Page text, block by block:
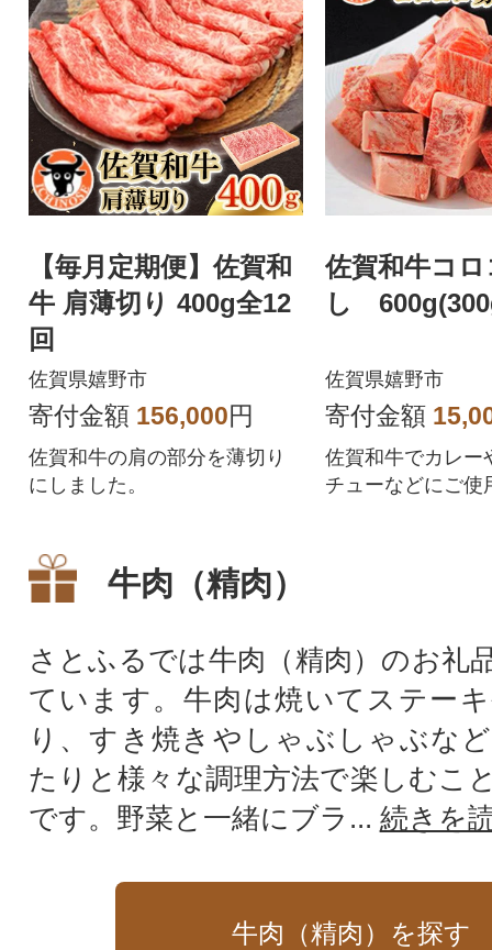
【毎月定期便】佐賀和
牛 肩薄切り 400g全12
回
佐賀県嬉野市
寄付金額 156,000円
佐賀和牛の肩の部分を薄切り
にしました。
佐賀和牛コ
し
佐賀県嬉野市
寄付金額
佐賀和牛でカレー
チューなどにご使
牛肉（精肉）
さとふるでは牛肉（精肉）のお礼
ています。牛肉は焼いてステー
り、すき焼きやしゃぶしゃぶな
たりと様々な調理方法で楽しむこ
です。野菜と一緒にブラ... 続きを
牛肉（精肉）を探す